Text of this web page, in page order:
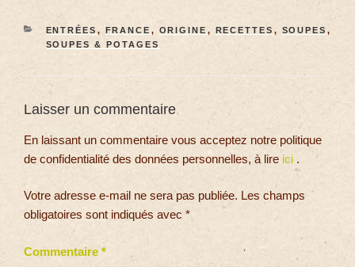
ENTRÉES , FRANCE , ORIGINE , RECETTES , SOUPES ,
SOUPES & POTAGES
Laisser un commentaire
En laissant un commentaire vous acceptez notre politique
de confidentialité des données personnelles, à lire ici .
Votre adresse e-mail ne sera pas publiée. Les champs
obligatoires sont indiqués avec *
Commentaire *